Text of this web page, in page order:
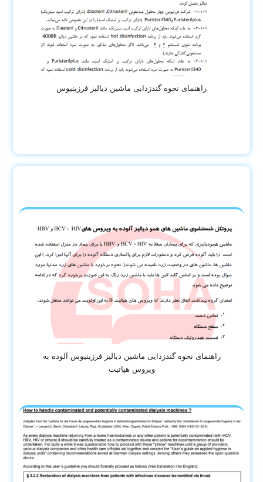
راهنمای نحوه گندزدایی ماشین دیالیز فرزینیوس
راهنمای نحوه گندزدایی ماشین دیالیز فرزینیوس آلوده به
ویروس هپاتیت